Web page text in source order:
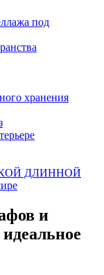
под
хранения
ДЛИННОЙ
и